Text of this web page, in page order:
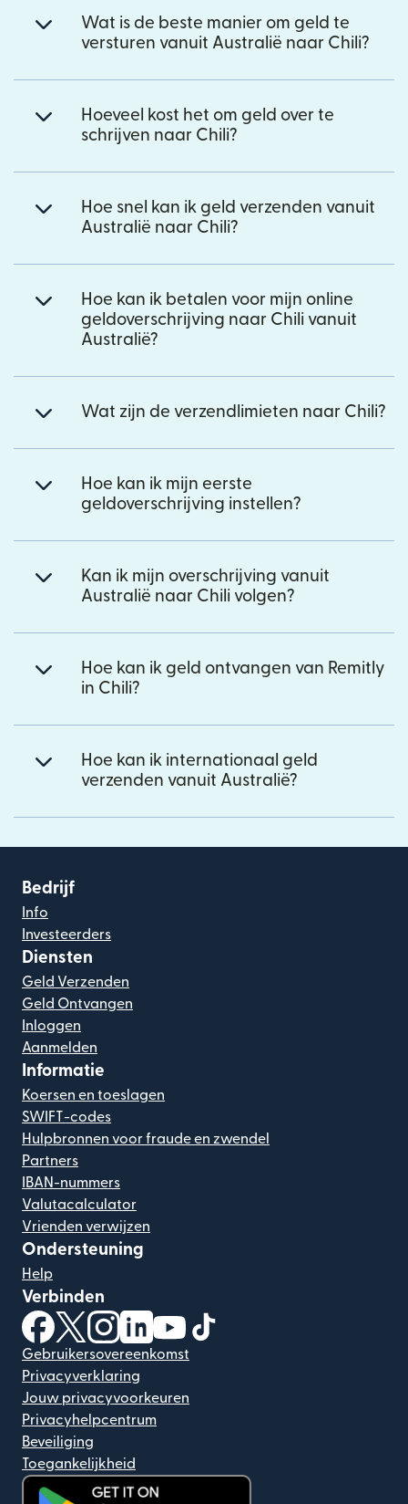
Wat is de beste manier om geld te
versturen vanuit Australië naar Chili?
Hoeveel kost het om geld over te
schrijven naar Chili?
Hoe snel kan ik geld verzenden vanuit
Australië naar Chili?
Hoe kan ik betalen voor mijn online
geldoverschrijving naar Chili vanuit
Australië?
Wat zijn de verzendlimieten naar Chili?
Hoe kan ik mijn eerste
geldoverschrijving instellen?
Kan ik mijn overschrijving vanuit
Australië naar Chili volgen?
Hoe kan ik geld ontvangen van Remitly
in Chili?
Hoe kan ik internationaal geld
verzenden vanuit Australië?
Bedrijf
Info
Investeerders
Diensten
Geld Verzenden
Geld Ontvangen
Inloggen
Aanmelden
Informatie
Koersen en toeslagen
SWIFT-codes
Hulpbronnen voor fraude en zwendel
Partners
IBAN-nummers
Valutacalculator
Vrienden verwijzen
Ondersteuning
Help
Verbinden
(wordt geopend in een nieuw venster)
(wordt geopend in een nieuw venster)
(wordt geopend in een nieuw venster)
(wordt geopend in een nieuw venster)
(wordt geopend in een nieuw
Gebruikersovereenkomst
Privacyverklaring
Jouw privacyvoorkeuren
Privacyhelpcentrum
Beveiliging
Toegankelijkheid